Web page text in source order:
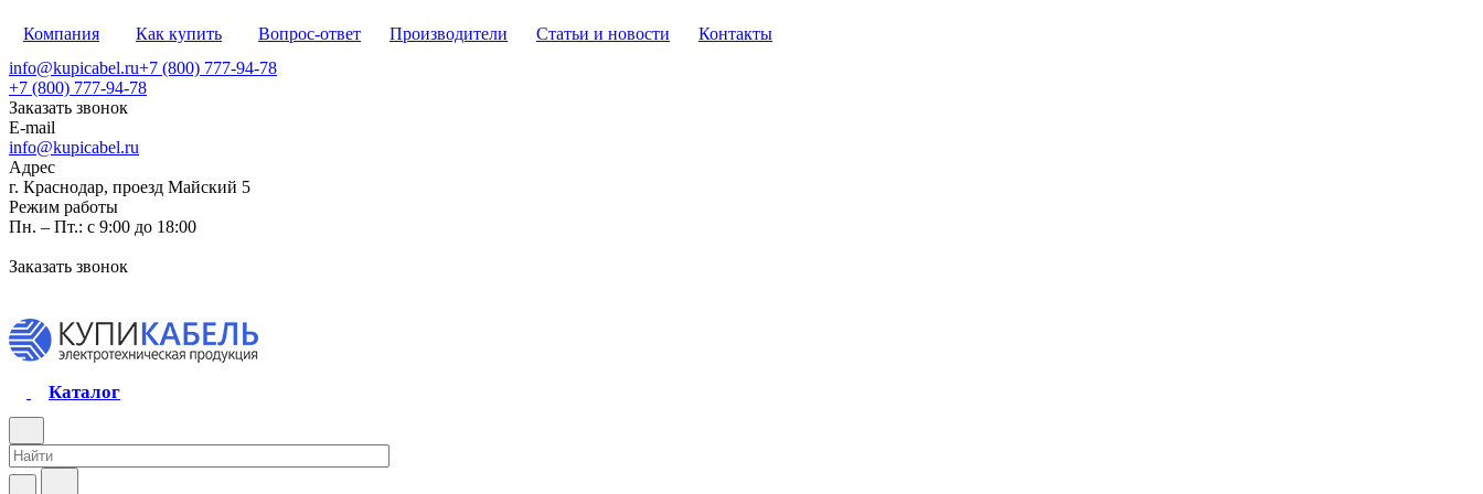
Компания Как купить Вопрос-ответ Производители Статьи и новости
Контакты
info@kupicabel.ru+7 (800) 777-94-78
+7 (800) 777-94-78
Заказать звонок
E-mail
info@kupicabel.ru
Адрес
г. Краснодар, проезд Майский 5
Режим работы
Пн. – Пт.: с 9:00 до 18:00
Заказать звонок
Каталог